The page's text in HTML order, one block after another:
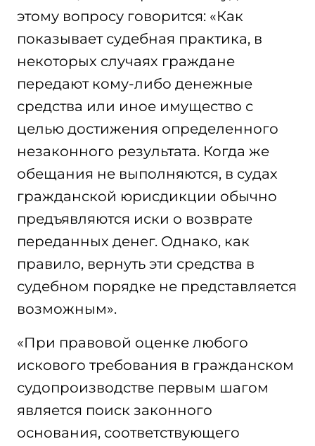
этому вопросу говорится: «Как
показывает судебная практика, в
некоторых случаях граждане
передают кому-либо денежные
средства или иное имущество с
целью достижения определенного
незаконного результата. Когда же
обещания не выполняются, в судах
гражданской юрисдикции обычно
предъявляются иски о возврате
переданных денег. Однако, как
правило, вернуть эти средства в
судебном порядке не представляется
возможным».
«При правовой оценке любого
искового требования в гражданском
судопроизводстве первым шагом
является поиск законного
основания, соответствующего